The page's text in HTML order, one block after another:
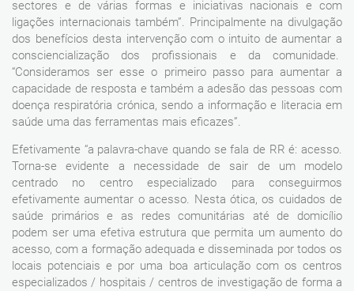
sectores e de várias formas e iniciativas nacionais e com
ligações internacionais também”. Principalmente na divulgação
dos benefícios desta intervenção com o intuito de aumentar a
consciencialização dos profissionais e da comunidade.
“Consideramos ser esse o primeiro passo para aumentar a
capacidade de resposta e também a adesão das pessoas com
doença respiratória crónica, sendo a informação e literacia em
saúde uma das ferramentas mais eficazes”.
Efetivamente “a palavra-chave quando se fala de RR é: acesso.
Torna-se evidente a necessidade de sair de um modelo
centrado no centro especializado para conseguirmos
efetivamente aumentar o acesso. Nesta ótica, os cuidados de
saúde primários e as redes comunitárias até de domicílio
podem ser uma efetiva estrutura que permita um aumento do
acesso, com a formação adequada e disseminada por todos os
locais potenciais e por uma boa articulação com os centros
especializados / hospitais / centros de investigação de forma a